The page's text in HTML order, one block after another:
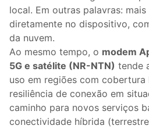
local. Em outras palavras:
diretamente no dispositivo,
da nuvem.
Ao mesmo tempo, o modem
5G e satélite (NR-NTN) tende
uso em regiões com cobertura
resiliência de conexão em
caminho para novos serviços
conectividade híbrida